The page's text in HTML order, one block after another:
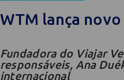
WTM lança
Fundadora do Viajar
responsáveis, Ana
internacional